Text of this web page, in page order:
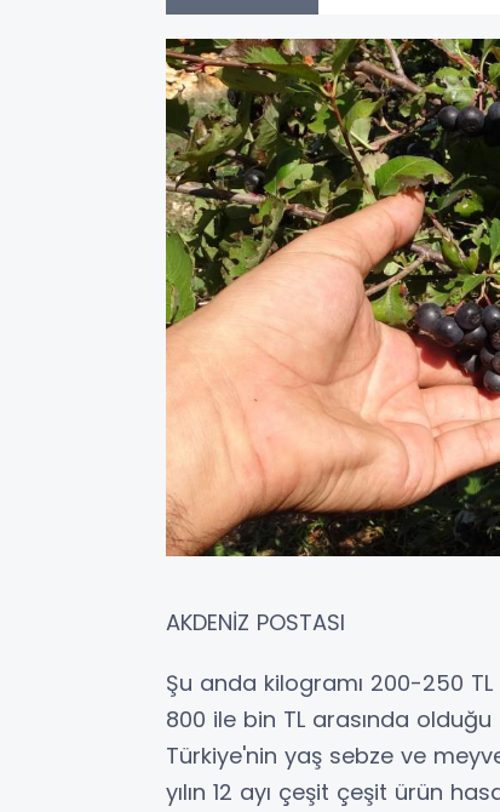
AKDENİZ POSTASI
Şu anda kilogramı 200-250
800 ile bin TL arasında olduğu
Türkiye'nin yaş sebze ve
yılın 12 ayı çeşit çeşit ürün